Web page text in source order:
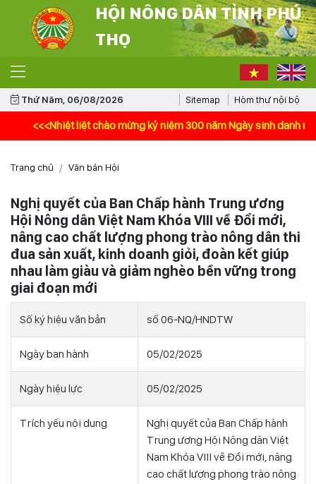
HỘI NÔNG DÂN TỈNH PHÚ
THỌ
Thứ Năm, 06/08/2026 Sitemap Hòm thư nội bộ
<<<Nhiệt liệt chào mừng kỷ niệm 300 năm Ngày sinh danh
Trang chủ Văn bản Hội
Nghị quyết của Ban Chấp hành Trung ương
Hội Nông dân Việt Nam Khóa VIII về Đổi mới,
nâng cao chất lượng phong trào nông dân thi
đua sản xuất, kinh doanh giỏi, đoàn kết giúp
nhau làm giàu và giảm nghèo bền vững trong
giai đoạn mới
Số ký hiệu văn bản số 06-NQ/HNDTW
Ngày ban hành 05/02/2025
Ngày hiệu lực 05/02/2025
Trích yếu nội dung
Nghị quyết của Ban Chấp hành
Trung ương Hội Nông dân Việt
Nam Khóa VIII về Đổi mới, nâng
cao chất lượng phong trào nông